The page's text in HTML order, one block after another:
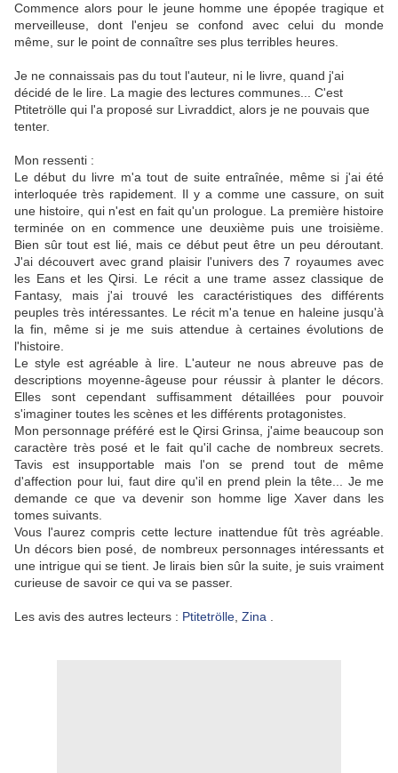
Commence alors pour le jeune homme une épopée tragique et
merveilleuse, dont l'enjeu se confond avec celui du monde
même, sur le point de connaître ses plus terribles heures.
Je ne connaissais pas du tout l'auteur, ni le livre, quand j'ai
décidé de le lire. La magie des lectures communes... C'est
Ptitetrölle qui l'a proposé sur Livraddict, alors je ne pouvais que
tenter.
Mon ressenti :
Le début du livre m'a tout de suite entraînée, même si j'ai été
interloquée très rapidement. Il y a comme une cassure, on suit
une histoire, qui n'est en fait qu'un prologue. La première histoire
terminée on en commence une deuxième puis une troisième.
Bien sûr tout est lié, mais ce début peut être un peu déroutant.
J'ai découvert avec grand plaisir l'univers des 7 royaumes avec
les Eans et les Qirsi. Le récit a une trame assez classique de
Fantasy, mais j'ai trouvé les caractéristiques des différents
peuples très intéressantes. Le récit m'a tenue en haleine jusqu'à
la fin, même si je me suis attendue à certaines évolutions de
l'histoire.
Le style est agréable à lire. L'auteur ne nous abreuve pas de
descriptions moyenne-âgeuse pour réussir à planter le décors.
Elles sont cependant suffisamment détaillées pour pouvoir
s'imaginer toutes les scènes et les différents protagonistes.
Mon personnage préféré est le Qirsi Grinsa, j'aime beaucoup son
caractère très posé et le fait qu'il cache de nombreux secrets.
Tavis est insupportable mais l'on se prend tout de même
d'affection pour lui, faut dire qu'il en prend plein la tête... Je me
demande ce que va devenir son homme lige Xaver dans les
tomes suivants.
Vous l'aurez compris cette lecture inattendue fût très agréable.
Un décors bien posé, de nombreux personnages intéressants et
une intrigue qui se tient. Je lirais bien sûr la suite, je suis vraiment
curieuse de savoir ce qui va se passer.
Les avis des autres lecteurs : Ptitetrölle Zina